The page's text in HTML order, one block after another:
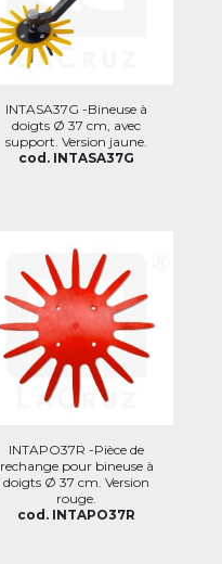
INTASA37G -Bineuse à
doigts Ø 37 cm, avec
support. Version jaune.
cod. INTASA37G
INTAPO37R -Pièce de
rechange pour bineuse à
doigts Ø 37 cm. Version
rouge.
cod. INTAPO37R